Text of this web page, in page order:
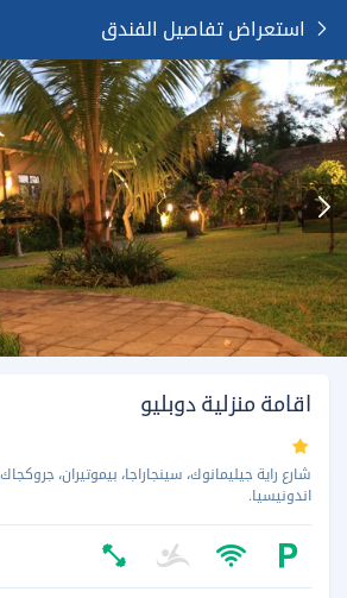
استعراض تفاصيل الفندق
اقامة منزلية دوبليو
اندونيسيا.